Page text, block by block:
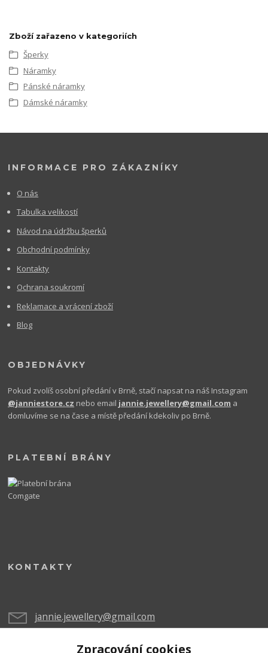
Zboží zařazeno v kategoriích
Šperky
Náramky
Pánské náramky
Dámské náramky
INFORMACE PRO ZÁKAZNÍKY
O nás
Tabulka velikostí
Návod na údržbu šperků
Obchodní podmínky
Kontakty
Ochrana soukromí
Reklamace a vrácení zboží
Blog
OBJEDNÁVKY
Pokud zvolíš osobní předání v Brně, stačí napsat na náš Instagram
@janniestore.cz nebo email jannie.jewellery@gmail.com a
domluvíme se na čase a místě předání kdekoliv po Brně.
PLATEBNÍ BRÁNY
KONTAKTY
jannie.jewellery@gmail.com
Zpracování cookies